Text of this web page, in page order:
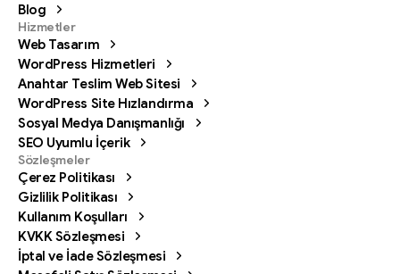
Blog
Hizmetler
Web Tasarım
WordPress Hizmetleri
Anahtar Teslim Web Sitesi
WordPress Site Hızlandırma
Sosyal Medya Danışmanlığı
SEO Uyumlu İçerik
Sözleşmeler
Çerez Politikası
Gizlilik Politikası
Kullanım Koşulları
KVKK Sözleşmesi
İptal ve İade Sözleşmesi